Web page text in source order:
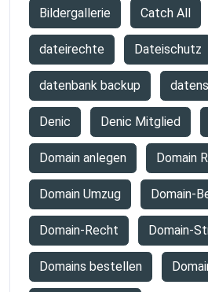
Bildergallerie Catch All
dateirechte Dateischutz
datenbank backup
Denic Denic Mitglied
Domain anlegen Domain
Domain Umzug Domain-
Domain-Recht Domain-
Domains bestellen